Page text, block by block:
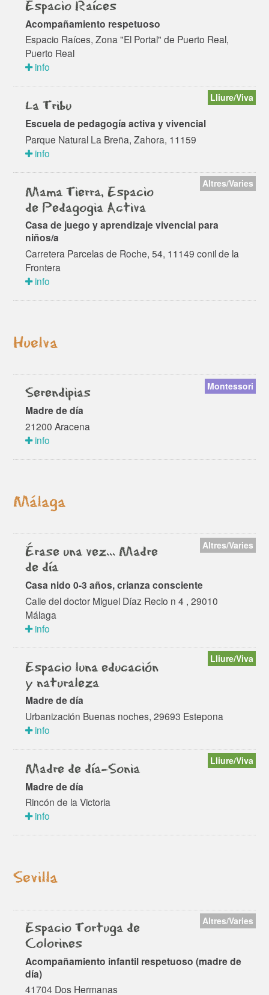
Espacio Raíces
Acompañamiento respetuoso
Espacio Raíces, Zona "El Portal" de Puerto Real,
Puerto Real
info
La Tribu
Lliure/Viva
Escuela de pedagogía activa y vivencial
Parque Natural La Breña, Zahora, 11159
info
Mama Tierra, Espacio
de Pedagogia Activa
Altres/Varies
Casa de juego y aprendizaje vivencial para
niños/a
Carretera Parcelas de Roche, 54, 11149 conil de la
Frontera
info
Huelva
Serendipias Montessori
Madre de día
21200 Aracena
info
Málaga
Érase una vez... Madre
de día
Altres/Varies
Casa nido 0-3 años, crianza consciente
Calle del doctor Miguel Díaz Recio n 4 , 29010
Málaga
info
Espacio luna educación
y naturaleza
Lliure/Viva
Madre de día
Urbanización Buenas noches, 29693 Estepona
info
Madre de día-Sonia
Lliure/Viva
Madre de día
Rincón de la Victoria
info
Sevilla
Espacio Tortuga de
Colorines
Altres/Varies
Acompañamiento infantil respetuoso (madre de
día)
41704 Dos Hermanas